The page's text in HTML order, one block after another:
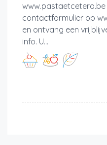
www.pastaetcetera.be
contactformulier op
en ontvang een
info. U...